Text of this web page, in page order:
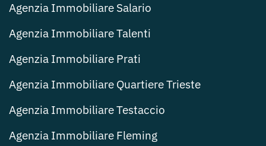
Agenzia Immobiliare Salario
Agenzia Immobiliare Talenti
Agenzia Immobiliare Prati
Agenzia Immobiliare Quartiere Trieste
Agenzia Immobiliare Testaccio
Agenzia Immobiliare Fleming